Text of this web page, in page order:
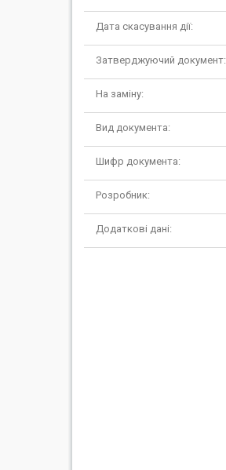
Дата скасування дії:
Затверджуючий документ:
На заміну:
Вид документа:
Шифр документа:
Розробник:
Додаткові дані: